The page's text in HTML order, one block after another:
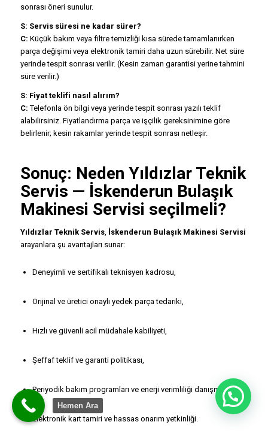
sonrası öneri sunulur.
S: Servis süresi ne kadar sürer?
C: Küçük bakım veya filtre temizliği kısa sürede tamamlanırken
parça değişimi veya elektronik tamiri daha uzun sürebilir. Net süre
yerinde tespit sonrası verilir. (Kesin zaman garantisi yerine tahmini
süre verilir.)
S: Fiyat teklifi nasıl alırım?
C: Telefonla ön bilgi veya yerinde tespit sonrası yazılı teklif
alabilirsiniz. Fiyatlandırma parça ve işçilik gereksinimine göre
belirlenir; kesin rakamlar yerinde tespit sonrası netleşir.
Sonuç: Neden Yıldızlar Teknik
Servis — İskenderun Bulaşık
Makinesi Servisi seçilmeli?
Yıldızlar Teknik Servis, İskenderun Bulaşık Makinesi Servisi
arayanlara şu avantajları sunar:
Deneyimli ve sertifikalı teknisyen kadrosu,
Orijinal ve üretici onaylı yedek parça tedariki,
Hızlı ve güvenli acil müdahale kabiliyeti,
Şeffaf teklif ve garanti politikası,
Periyodik bakım programları ve enerji verimliliği danışmanlığı,
Elektronik kart tamiri ve hassas onarım yetkinliği.
Hemen Ara